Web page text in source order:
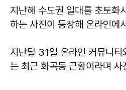
지난해 수도권 일대를 초토화
하는 사진이 등장해 온라인에
지난달 31일 온라인 커뮤니티
는 최근 화곡동 근황이라며